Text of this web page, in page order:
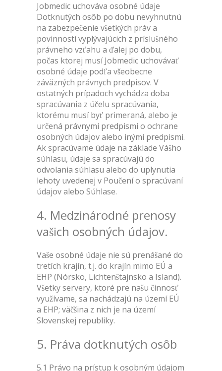
Jobmedic uchováva osobné údaje
Dotknutých osôb po dobu nevyhnutnú
na zabezpečenie všetkých práv a
povinností vyplývajúcich z príslušného
právneho vzťahu a ďalej po dobu,
počas ktorej musí Jobmedic uchovávať
osobné údaje podľa všeobecne
záväzných právnych predpisov. V
ostatných prípadoch vychádza doba
spracúvania z účelu spracúvania,
ktorému musí byť primeraná, alebo je
určená právnymi predpismi o ochrane
osobných údajov alebo inými predpismi.
Ak spracúvame údaje na základe Vášho
súhlasu, údaje sa spracúvajú do
odvolania súhlasu alebo do uplynutia
lehoty uvedenej v Poučení o spracúvaní
údajov alebo Súhlase.
4. Medzinárodné prenosy
vašich osobných údajov.
Vaše osobné údaje nie sú prenášané do
tretích krajín, t.j. do krajín mimo EÚ a
EHP (Nórsko, Lichtenštajnsko a Island).
Všetky servery, ktoré pre našu činnosť
využívame, sa nachádzajú na území EÚ
a EHP; väčšina z nich je na území
Slovenskej republiky.
5. Práva dotknutých osôb
5.1 Právo na prístup k osobným údajom